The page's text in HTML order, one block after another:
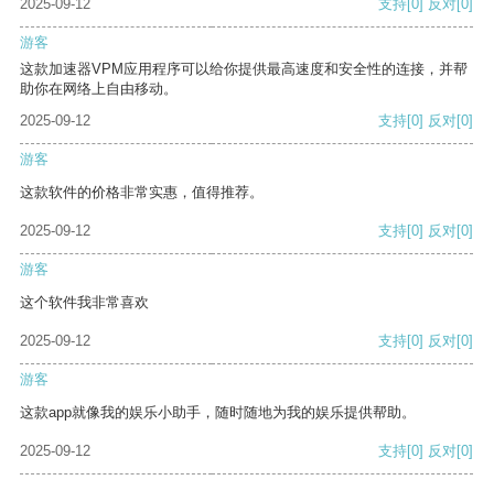
2025-09-12 支持[0] 反对[0]
游客
这款加速器VPM应用程序可以给你提供最高速度和安全性的连接，并帮
助你在网络上自由移动。
2025-09-12
支持[0] 反对[0]
游客
这款软件的价格非常实惠，值得推荐。
2025-09-12 支持[0] 反对[0]
游客
这个软件我非常喜欢
2025-09-12 支持[0] 反对[0]
游客
这款app就像我的娱乐小助手，随时随地为我的娱乐提供帮助。
2025-09-12 支持[0] 反对[0]